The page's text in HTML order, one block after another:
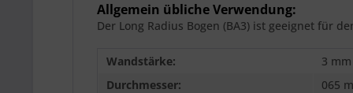
Allgemein übliche Verwendung:
Der Long Radius Bogen (BA3) ist geeignet für
Wandstärke:
3 mm
Durchmesser:
065